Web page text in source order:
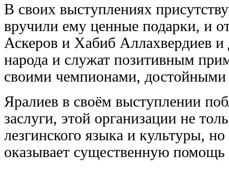
В своих выступлениях
вручили ему ценные подарки, и
Аскеров и Хабиб Аллахвердиев
народа и служат позитивным
своими чемпионами,
Яралиев в своём выступлении
заслуги, этой организации не
лезгинского языка и культуры,
оказывает существенную